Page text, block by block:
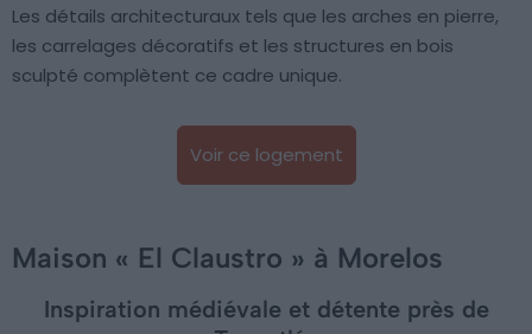
Les détails architecturaux tels que les arches en pierre,
les carrelages décoratifs et les structures en bois
sculpté complètent ce cadre unique.
Voir ce logement
Maison « El Claustro » à Morelos
Inspiration médiévale et détente près de